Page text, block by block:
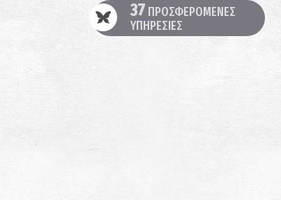
37 ΠΡΟΣΦΕΡΟΜΕΝΕΣ
ΥΠΗΡΕΣΙΕΣ